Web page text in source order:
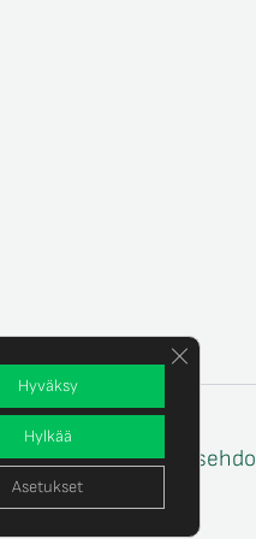
Tilaus- ja
Hyväksy
Hylkää
Asetukset
Sulje